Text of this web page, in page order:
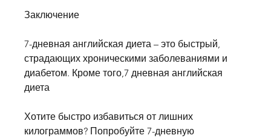
Заключение
7-дневная английская диета – это быстрый,
страдающих хроническими заболеваниями и
диабетом. Кроме того,7 дневная английская
диета
Хотите быстро избавиться от лишних
килограммов? Попробуйте 7-дневную